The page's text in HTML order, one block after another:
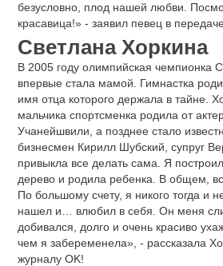
безусловно, плод нашей любви.
красавица!» - заявил певец в
Светлана Хоркина
В 2005 году олимпийская чемпионка
впервые стала мамой. Гимнастка
имя отца которого держала в тайне.
мальчика спортсменка родила от
Учанейшвили, а позднее стало
бизнесмен Кирилл Шубский, супруг
привыкла все делать сама. Я
дерево и родила ребенка. В общем,
По большому счету, я никого тогда и
нашел и… влюбил в себя. Он меня
добивался, долго и очень красиво
чем я забеременела», - рассказала
журналу OK!